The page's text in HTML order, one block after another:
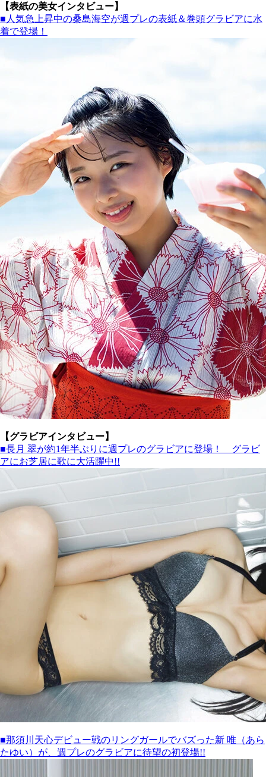
【表紙の美女インタビュー】
■人気急上昇中の桑島海空が週プレの表紙＆巻頭グラビアに水
着で登場！
【グラビアインタビュー】
■長月 翠が約1年半ぶりに週プレのグラビアに登場！ グラビ
アにお芝居に歌に大活躍中!!
■那須川天心デビュー戦のリングガールでバズった新 唯（あら
たゆい）が、週プレのグラビアに待望の初登場!!